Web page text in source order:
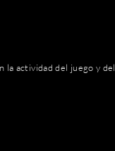
la actividad del juego y del